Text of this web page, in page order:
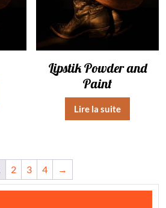
Lipstik Powder and
Paint
Lire la suite
2 3 4 →